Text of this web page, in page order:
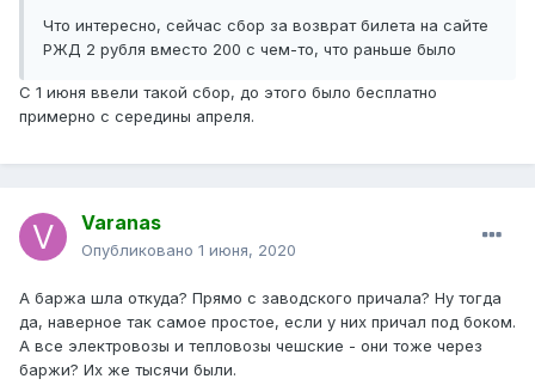
Что интересно, сейчас сбор за возврат билета на сайте
РЖД 2 рубля вместо 200 с чем-то, что раньше было
С 1 июня ввели такой сбор, до этого было бесплатно
примерно с середины апреля.
Varanas
Опубликовано 1 июня, 2020
А баржа шла откуда? Прямо с заводского причала? Ну тогда
да, наверное так самое простое, если у них причал под боком.
А все электровозы и тепловозы чешские - они тоже через
баржи? Их же тысячи были.